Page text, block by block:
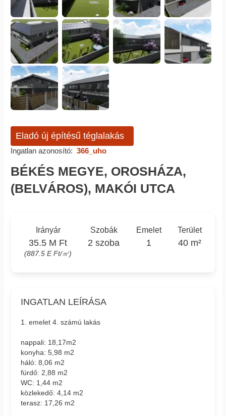
Eladó új építésű téglalakás
Ingatlan azonosító: 366_uho
BÉKÉS MEGYE, OROSHÁZA,
(BELVÁROS), MAKÓI UTCA
Irányár
35.5 M Ft
(887.5 E Ft/㎡)
Szobák
2 szoba
Emelet
1
Terület
40 m²
INGATLAN LEÍRÁSA
1. emelet 4. számú lakás
nappali: 18,17m2
konyha: 5,98 m2
háló: 8,06 m2
fürdő: 2,88 m2
WC: 1,44 m2
közlekedő: 4,14 m2
terasz: 17,26 m2